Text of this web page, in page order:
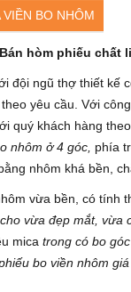
BO NHÔM
Bán hòm phiếu chất
đội ngũ thợ thiết kế
yêu cầu. Với
quý khách hàng
nhôm ở 4 góc, phía
nhôm khá bền,
vừa bền, có tính
vừa đẹp mắt, vừa
mica trong có bo
bo viền nhôm